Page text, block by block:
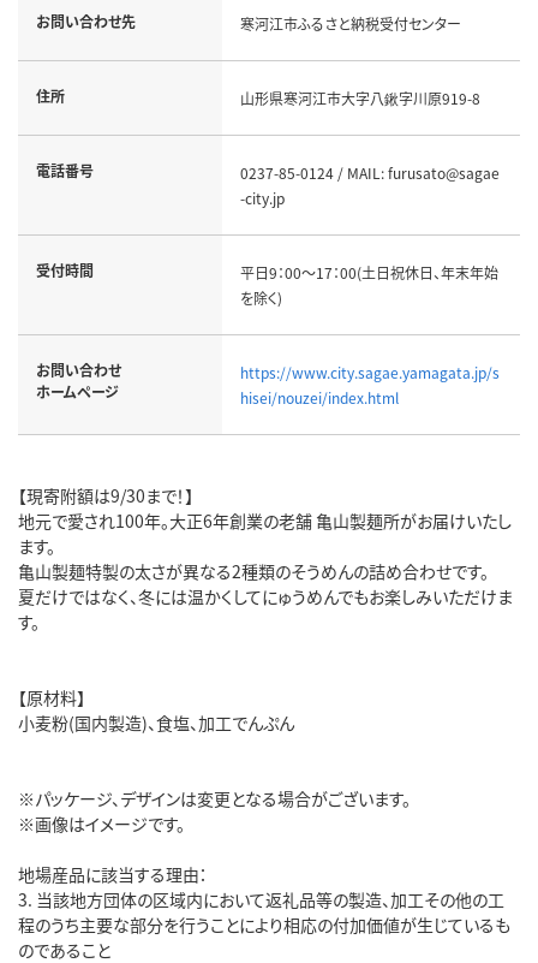
お問い合わせ先 寒河江市ふるさと納税受付センター
住所 山形県寒河江市大字八鍬字川原919-8
電話番号
0237-85-0124 / MAIL: furusato@sagae
-city.jp
受付時間
平日9：00～17：00(土日祝休日、年末年始
を除く)
お問い合わせ
ホームページ
https://www.city.sagae.yamagata.jp/s
hisei/nouzei/index.html
【現寄附額は9/30まで！】
地元で愛され100年。大正6年創業の老舗 亀山製麺所がお届けいたし
ます。
亀山製麺特製の太さが異なる2種類のそうめんの詰め合わせです。
夏だけではなく、冬には温かくしてにゅうめんでもお楽しみいただけま
す。
【原材料】
小麦粉(国内製造)、食塩、加工でんぷん
※パッケージ、デザインは変更となる場合がございます。
※画像はイメージです。
地場産品に該当する理由：
3. 当該地方団体の区域内において返礼品等の製造、加工その他の工
程のうち主要な部分を行うことにより相応の付加価値が生じているも
のであること